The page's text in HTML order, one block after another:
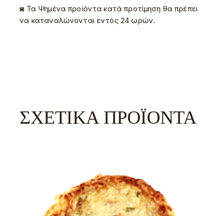
◙ Τα Ψημένα προϊόντα κατά προτίμηση θα πρέπει
να καταναλώνονται εντός 24 ωρών.
ΣΧΕΤΙΚΆ ΠΡΟΪΌΝΤΑ